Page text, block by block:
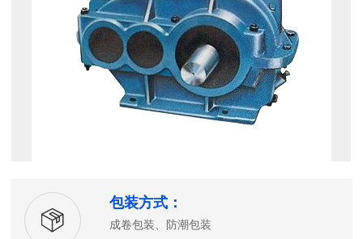
包装方式：
成卷包装、防潮包装